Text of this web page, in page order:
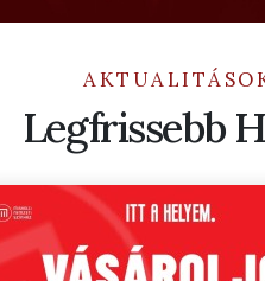
Legfrissebb